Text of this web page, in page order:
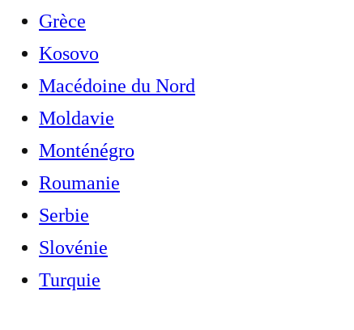
Grèce
Kosovo
Macédoine du Nord
Moldavie
Monténégro
Roumanie
Serbie
Slovénie
Turquie